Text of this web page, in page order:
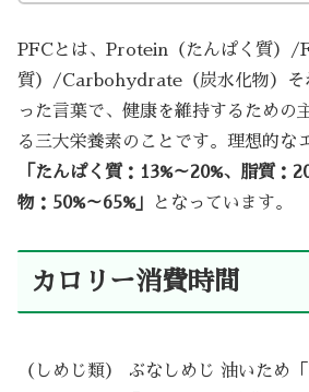
PFCとは、Protein（たんぱく質）/
質）/Carbohydrate（炭水化物）そ
った言葉で、健康を維持するための
る三大栄養素のことです。理想的な
「たんぱく質：13%～20%、脂質：
物：50%～65%」
となっています。
カロリー消費時間
（しめじ類） ぶなしめじ 油いため